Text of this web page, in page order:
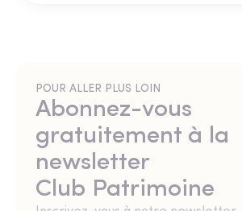
POUR ALLER PLUS LOIN
Abonnez-vous
gratuitement à la
newsletter
Club Patrimoine